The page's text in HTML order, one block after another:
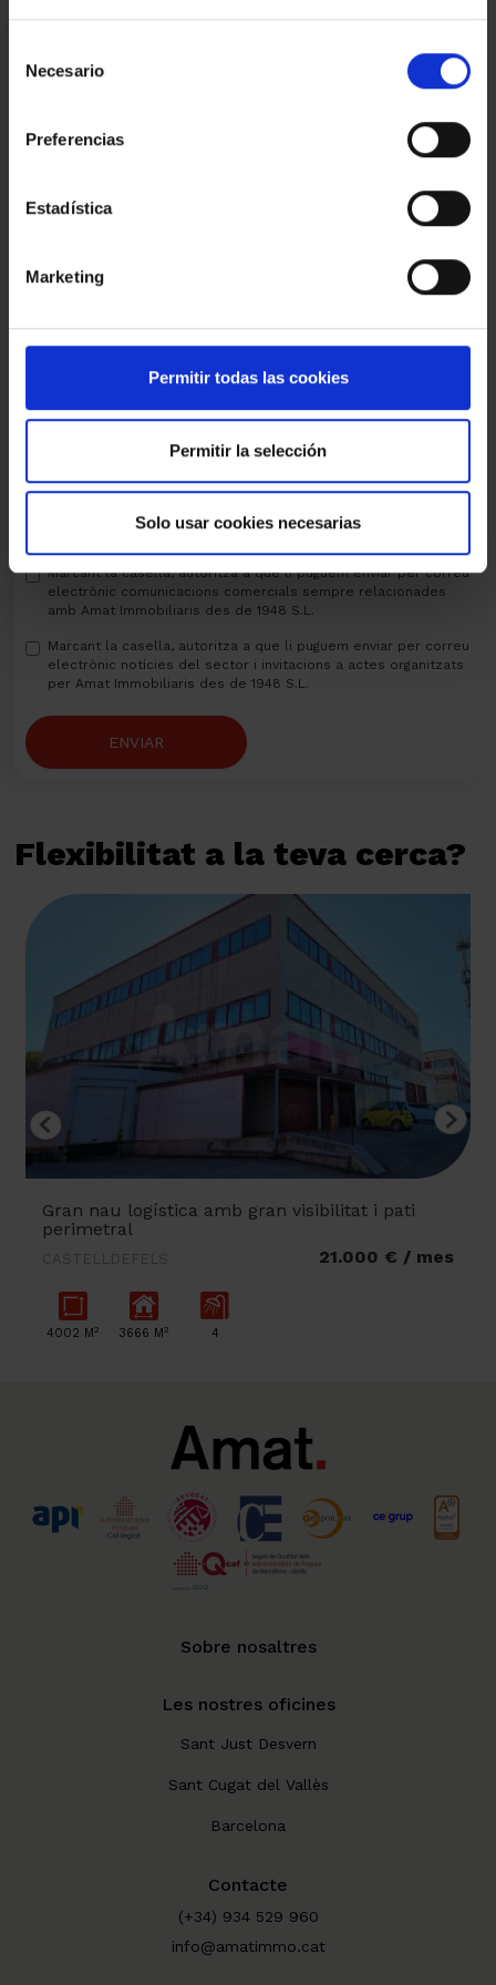
Necesario
Preferencias
Estadística
Marketing
Permitir todas las cookies
Permitir la selección
Solo usar cookies necesarias
Estic interessat
Nom
Telèfon
mail
Marcant la casella, autoritza a que li puguem enviar per correu
electrònic comunicacions comercials sempre relacionades
amb Amat Immobiliaris des de 1948 S.L.
Marcant la casella, autoritza a que li puguem enviar per correu
electrònic notícies del sector i invitacions a actes organitzats
per Amat Immobiliaris des de 1948 S.L.
ENVIAR
Flexibilitat a la teva cerca?
Gran nau logística amb gran visibilitat i pati
perimetral
CASTELLDEFELS 21.000 € / mes
4002 M 2 3666 M 2 4
Sobre nosaltres
Les nostres oficines
Sant Just Desvern
Sant Cugat del Vallès
Barcelona
Contacte
(+34) 934 529 960
info@amatimmo.cat